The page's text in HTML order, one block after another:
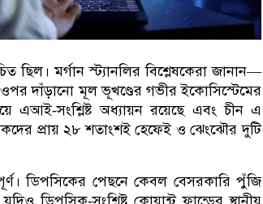
মর্গান স্ট্যানলির বিশ্লেষকেরা জানান—
ওপর দাঁড়ানো মূল ভূখণ্ডের গভীর ইকোসিস্টেমের
এআই‑সংশ্লিষ্ট অধ্যায়ন রয়েছে এবং চীন এ
প্রায় ২৮ শতাংশই হেফেই ও ঝেংঝৌর দুটি
ডিপসিকের পেছনে কেবল বেসরকারি পুঁজি